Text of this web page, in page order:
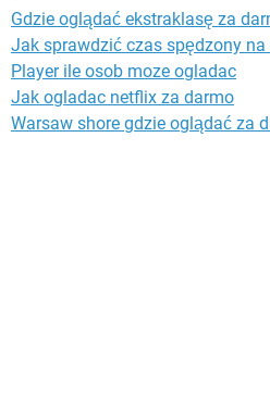
Gdzie oglądać ekstraklasę za
Jak sprawdzić czas spędzony
Player ile osob moze ogladac
Jak ogladac netflix za darmo
Warsaw shore gdzie oglądać za